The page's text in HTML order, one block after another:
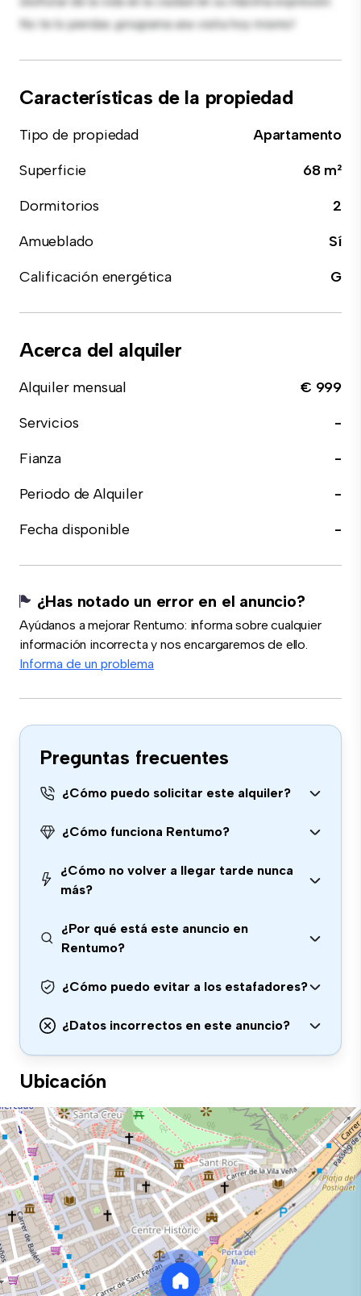
No te lo pierdas: ¡programa una visita hoy mismo!
Características de la propiedad
Tipo de propiedad
Apartamento
Superficie
68 m²
Dormitorios
2
Amueblado
Sí
Calificación energética
G
Acerca del alquiler
Alquiler mensual
€ 999
Servicios
-
Fianza
-
Periodo de Alquiler
-
Fecha disponible
-
¿Has notado un error en el anuncio?
Ayúdanos a mejorar Rentumo: informa sobre cualquier
información incorrecta y nos encargaremos de ello.
Informa de un problema
Preguntas frecuentes
¿Cómo puedo solicitar este alquiler?
¿Cómo funciona Rentumo?
¿Cómo no volver a llegar tarde nunca
más?
¿Por qué está este anuncio en
Rentumo?
¿Cómo puedo evitar a los estafadores?
¿Datos incorrectos en este anuncio?
Ubicación